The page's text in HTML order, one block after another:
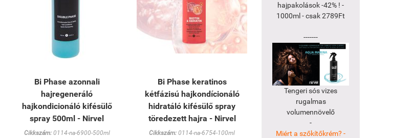
Bi Phase azonnali
hajregeneráló
hajkondicionáló kifésülő
spray 500ml - Nirvel
Cikkszám:0114-na-6900-500ml
Bi Phase keratinos
kétfázisú hajkondícionáló
hidratáló kifésülő spray
töredezett hajra - Nirvel
Cikkszám: 0114-na-6754-100ml
hajpakolások -42% ! -
1000ml - csak 2789Ft
-------
Tengeri sós vizes
rugalmas
volumennövelő
-
Miért a szőkítőkrém? -